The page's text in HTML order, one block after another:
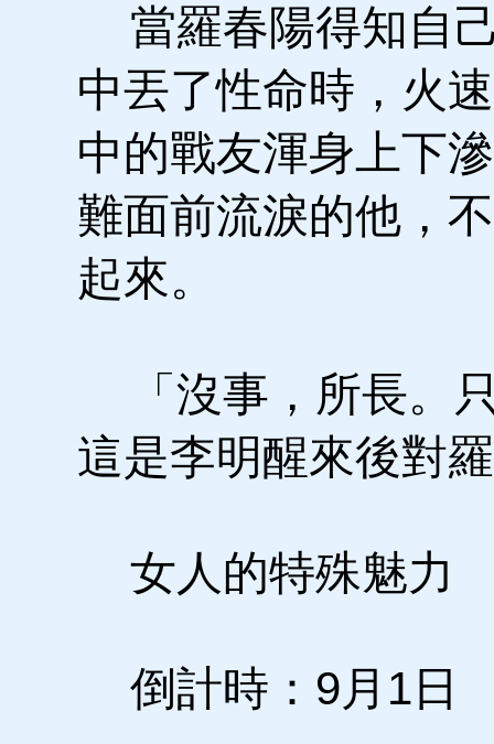
當羅春陽得知自
中丟了性命時，火
中的戰友渾身上下
難面前流淚的他，
起來。
「沒事，所長。
這是李明醒來後對
女人的特殊魅力
倒計時：9月1日